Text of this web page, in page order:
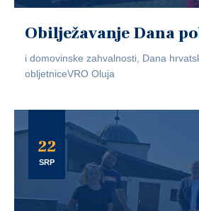
Obilježavanje Dana
i domovinske zahvalnosti, Dana
obljetniceVRO Oluja
22
SRP